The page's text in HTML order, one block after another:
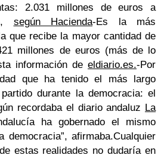
2.031 millones de euros a
según Hacienda-Es la más
que recibe la mayor cantidad de
millones de euros (más de lo
información de eldiario.es.-Por
que ha tenido el más largo
durante la democracia: el
recordaba el diario andaluz La
ha gobernado el mismo
democracia”, afirmaba.Cualquier
estas realidades no dudaría en